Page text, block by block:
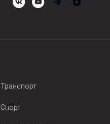
Транспорт
Спорт